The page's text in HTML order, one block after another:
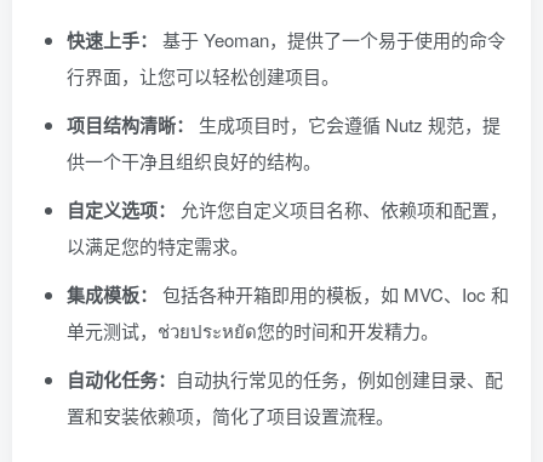
快速上手：
基于 Yeoman，提供了一个易于使用的命令
行界面，让您可以轻松创建项目。
项目结构清晰：
生成项目时，它会遵循 Nutz 规范，提
供一个干净且组织良好的结构。
自定义选项：
允许您自定义项目名称、依赖项和配置，
以满足您的特定需求。
集成模板：
包括各种开箱即用的模板，如 MVC、Ioc 和
单元测试，ช่วยประหยัด您的时间和开发精力。
自动化任务： 自动执行常见的任务，例如创建目录、配
置和安装依赖项，简化了项目设置流程。